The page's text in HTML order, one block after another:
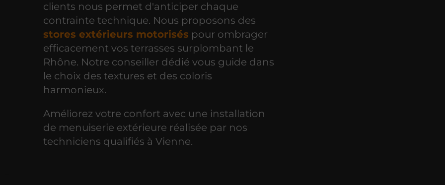
clients nous permet d'anticiper chaque
contrainte technique. Nous proposons des
stores extérieurs motorisés pour ombrager
efficacement vos terrasses surplombant le
Rhône. Notre conseiller dédié vous guide dans
le choix des textures et des coloris
harmonieux.
Améliorez votre confort avec une installation
de menuiserie extérieure réalisée par nos
techniciens qualifiés à Vienne.